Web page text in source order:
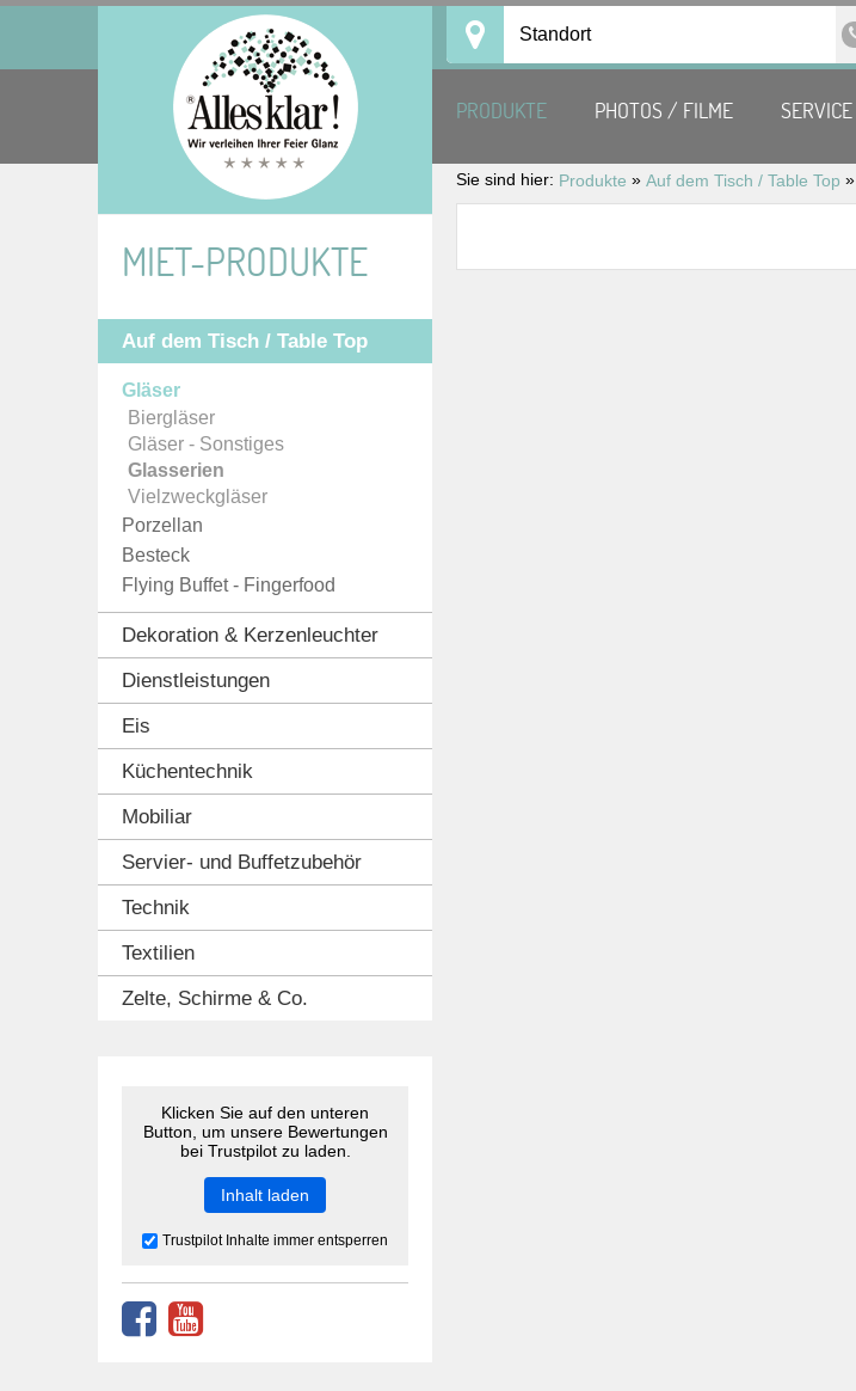
Standort
PRODUKTE PHOTOS / FILME SERVICE
Sie sind hier: Produkte » Auf dem Tisch / Table Top »
MIET-PRODUKTE
Auf dem Tisch / Table Top
Gläser
Biergläser
Gläser - Sonstiges
Glasserien
Vielzweckgläser
Porzellan
Besteck
Flying Buffet - Fingerfood
Dekoration & Kerzenleuchter
Dienstleistungen
Eis
Küchentechnik
Mobiliar
Servier- und Buffetzubehör
Technik
Textilien
Zelte, Schirme & Co.
Klicken Sie auf den unteren
Button, um unsere Bewertungen
bei Trustpilot zu laden.
Inhalt laden
Trustpilot Inhalte immer entsperren